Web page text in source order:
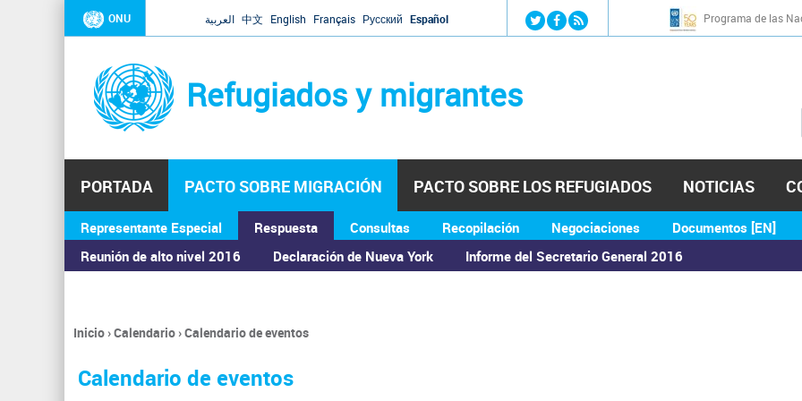
Jump to navigation
ONU العربية 中文 English Français Русский Español Programa de las
Refugiados y migrantes
PORTADA PACTO SOBRE MIGRACIÓN
Representante Especial
Respuesta
Reunión de alto nivel 2016
Declaración de Nueva York Informe del Secretario General 2016
Consultas Recopilación Negociaciones Documentos [EN]
PACTO SOBRE LOS REFUGIADOS NOTICIAS
ASAMBLEA GENERAL
Se
encuentra
usted
Inicio›Calendario›Calendario de eventos
Calendario de eventos